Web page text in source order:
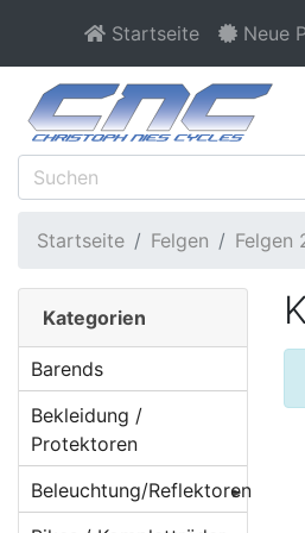
Startseite Neue
Startseite Felgen Felgen
Kategorien
Barends
Bekleidung /
Protektoren
Beleuchtung/Reflektoren